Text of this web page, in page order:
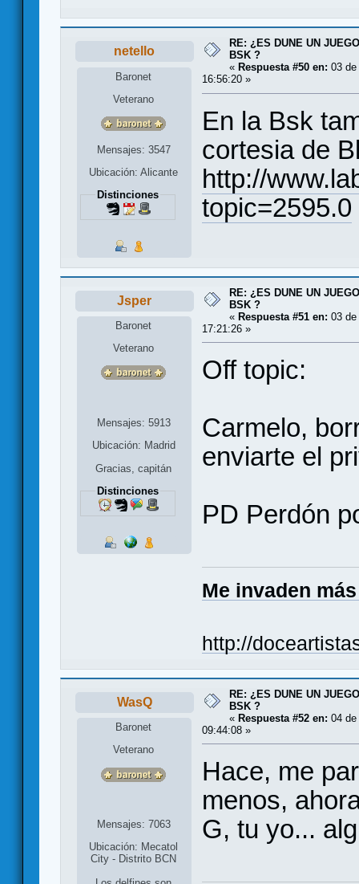
netello
Baronet
Veterano
Mensajes: 3547
Ubicación: Alicante
Distinciones
RE: ¿ES DUNE UN
BSK ?
« Respuesta #50 en: 03
16:56:20 »
En la Bsk
cortesia de
http://
topic=2595.0
Jsper
Baronet
Veterano
Mensajes: 5913
Ubicación: Madrid
Gracias, capitán
Distinciones
RE: ¿ES DUNE UN
BSK ?
« Respuesta #51 en: 03
17:21:26 »
Off topic:
Carmelo,
enviarte el
PD Perdón
Me invaden
http://
WasQ
Baronet
Veterano
Mensajes: 7063
Ubicación: Mecatol
City - Distrito BCN
RE: ¿ES DUNE UN
BSK ?
« Respuesta #52 en: 04
09:44:08 »
Hace, me
menos,
G, tu yo...